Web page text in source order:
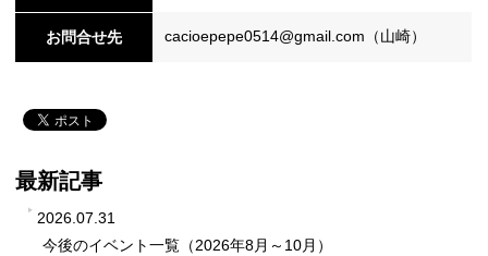
お問合せ先 cacioepepe0514@gmail.com（山崎）
最新記事
2026.07.31
今後のイベント一覧（2026年8月～10月）